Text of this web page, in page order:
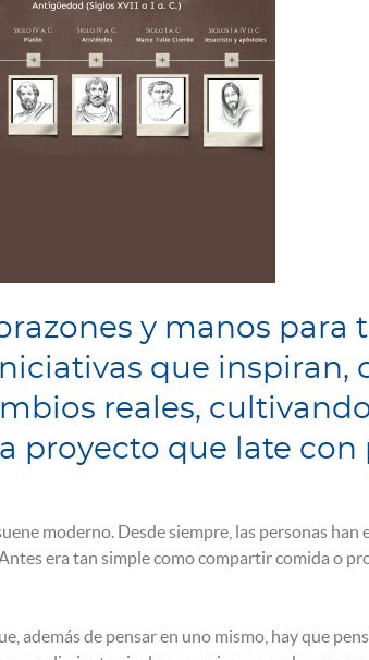
y manos para
que inspiran,
reales,
proyecto que late con
moderno. Desde siempre, las personas han
era tan simple como compartir comida o
además de pensar en uno mismo, hay que